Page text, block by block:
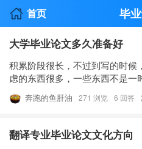
首页 毕
大学毕业论文多久准备好
积累阶段很长，不过到写的时
虑的东西很多，一些东西不是
奔跑的鱼肝油 271 浏览 6 回答
翻译专业毕业论文文化方向